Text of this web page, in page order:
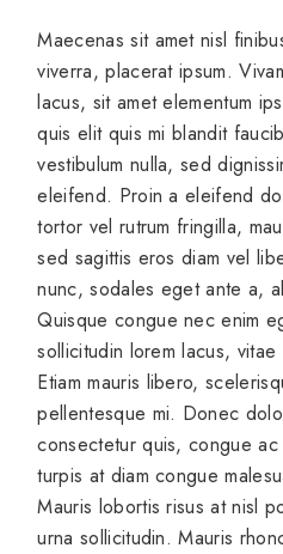
Maecenas sit amet nisl
viverra, placerat ipsum.
lacus, sit amet elementum
quis elit quis mi blandit
vestibulum nulla, sed
eleifend. Proin a eleifend
tortor vel rutrum fringilla,
sed sagittis eros diam vel
nunc, sodales eget ante a,
Quisque congue nec enim
sollicitudin lorem lacus,
Etiam mauris libero,
pellentesque mi. Donec
consectetur quis, congue
turpis at diam congue
Mauris lobortis risus at nisl
urna sollicitudin. Mauris